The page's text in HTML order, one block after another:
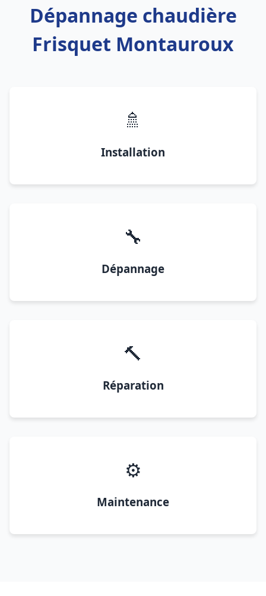
Dépannage chaudière
Frisquet Montauroux
🚿
Installation
🔧
Dépannage
🔨
Réparation
⚙️
Maintenance